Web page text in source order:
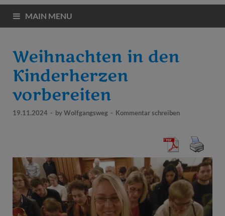
MAIN MENU
Weihnachten in den
Kinderherzen
vorbereiten
19.11.2024 - byWolfgangsweg - Kommentar schreiben